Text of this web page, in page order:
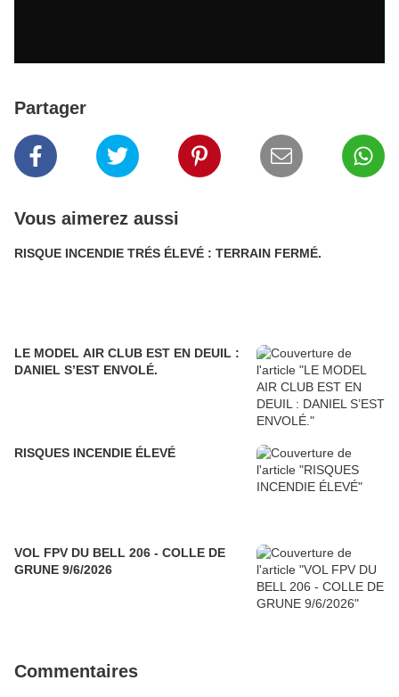
Partager
Vous aimerez aussi
RISQUE INCENDIE TRÉS ÉLEVÉ : TERRAIN FERMÉ.
LE MODEL AIR CLUB EST EN DEUIL :
DANIEL S’EST ENVOLÉ.
RISQUES INCENDIE ÉLEVÉ
VOL FPV DU BELL 206 - COLLE DE
GRUNE 9/6/2026
Commentaires